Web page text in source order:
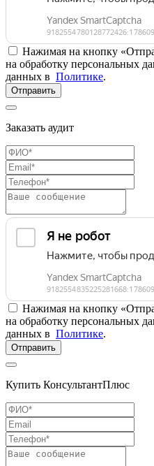
Нажимая на кнопку
на обработку персональных
данных в Политике.
Отправить
Заказать аудит
Нажимая на кнопку
на обработку персональных
данных в Политике.
Отправить
Купить КонсультантПлюс